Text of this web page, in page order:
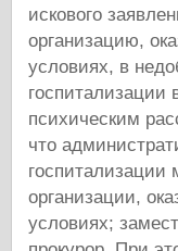
искового
организацию,
условиях, в
госпитализации
психическим
что
госпитализации
организации,
условиях;